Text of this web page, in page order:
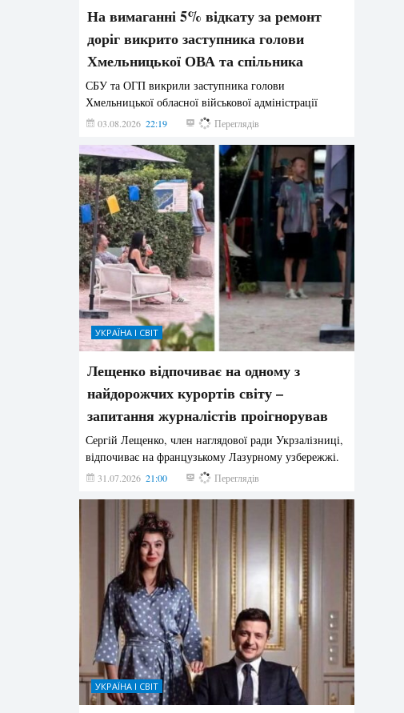
На вимаганні 5% відкату за ремонт
доріг викрито заступника голови
Хмельницької ОВА та спільника
СБУ та ОГП викрили заступника голови
Хмельницької обласної військової адміністрації
03.08.2026 22:19 856 Переглядів
УКРАЇНА І СВІТ
Лещенко відпочиває на одному з
найдорожчих курортів світу –
запитання журналістів проігнорував
Сергій Лещенко, член наглядової ради Укрзалізниці,
відпочиває на французькому Лазурному узбережжі.
31.07.2026 21:00 218 Переглядів
УКРАЇНА І СВІТ